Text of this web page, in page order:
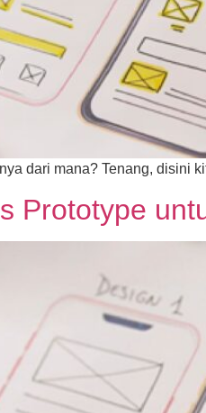
dari mana? Tenang, disini
Prototype